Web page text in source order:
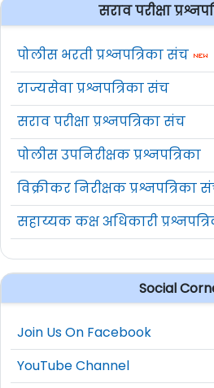
सराव परीक्षा
पोलीस भरती प्रश्नपत्रिका संच
राज्यसेवा प्रश्नपत्रिका संच
सराव परीक्षा प्रश्नपत्रिका संच
पोलीस उपनिरीक्षक प्रश्नपत्रिका
विक्रीकर निरीक्षक प्रश्नपत्रिका
सहाय्यक कक्ष अधिकारी
Social
Join Us On Facebook
YouTube Channel